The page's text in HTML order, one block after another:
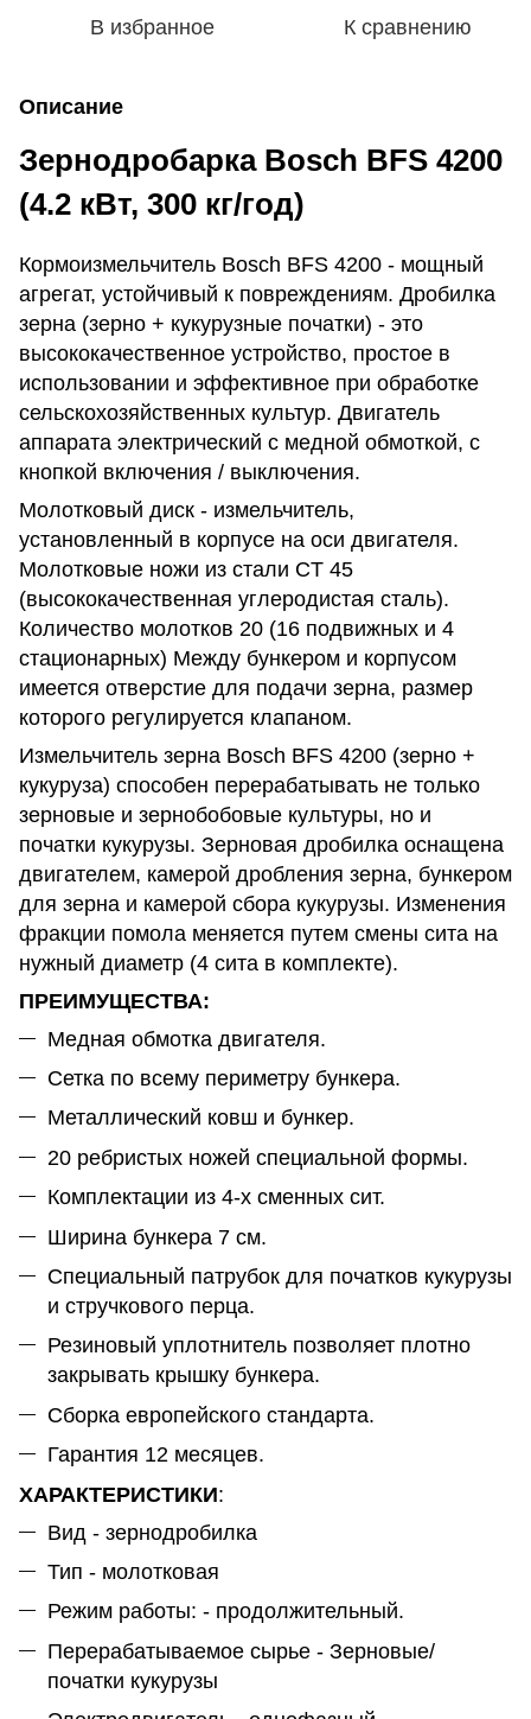
В избранное К сравнению
Описание
Зернодробарка Bosch BFS 4200
(4.2 кВт, 300 кг/год)
Кормоизмельчитель Bosch BFS 4200 - мощный
агрегат, устойчивый к повреждениям. Дробилка
зерна (зерно + кукурузные початки) - это
высококачественное устройство, простое в
использовании и эффективное при обработке
сельскохозяйственных культур. Двигатель
аппарата электрический с медной обмоткой, с
кнопкой включения / выключения.
Молотковый диск - измельчитель,
установленный в корпусе на оси двигателя.
Молотковые ножи из стали CT 45
(высококачественная углеродистая сталь).
Количество молотков 20 (16 подвижных и 4
стационарных) Между бункером и корпусом
имеется отверстие для подачи зерна, размер
которого регулируется клапаном.
Измельчитель зерна Bosch BFS 4200 (зерно +
кукуруза) способен перерабатывать не только
зерновые и зернобобовые культуры, но и
початки кукурузы. Зерновая дробилка оснащена
двигателем, камерой дробления зерна, бункером
для зерна и камерой сбора кукурузы. Изменения
фракции помола меняется путем смены сита на
нужный диаметр (4 сита в комплекте).
ПРЕИМУЩЕСТВА:
Медная обмотка двигателя.
Сетка по всему периметру бункера.
Металлический ковш и бункер.
20 ребристых ножей специальной формы.
Комплектации из 4-х сменных сит.
Ширина бункера 7 см.
Специальный патрубок для початков кукурузы
и стручкового перца.
Резиновый уплотнитель позволяет плотно
закрывать крышку бункера.
Сборка европейского стандарта.
Гарантия 12 месяцев.
ХАРАКТЕРИСТИКИ:
Вид - зернодробилка
Тип - молотковая
Режим работы: - продолжительный.
Перерабатываемое сырье - Зерновые/
початки кукурузы